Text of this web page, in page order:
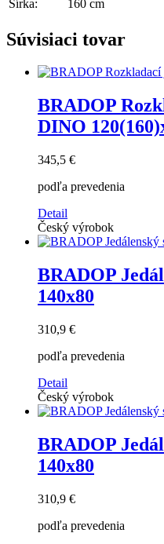
Šírka: 160 cm
Súvisiaci tovar
BRADOP
DINO
345,5 €
podľa prevedenia
Detail
Český výrobok
BRADOP
140x80
310,9 €
podľa prevedenia
Detail
Český výrobok
BRADOP
140x80
310,9 €
podľa prevedenia